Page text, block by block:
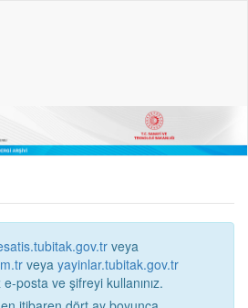
veya
veya yayinlar.tubitak.gov.tr
e-posta ve şifreyi kullanınız.